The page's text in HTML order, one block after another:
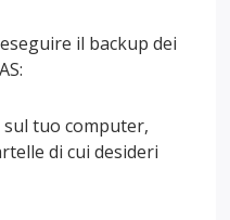
il backup dei
tuo computer,
di cui desideri